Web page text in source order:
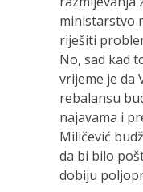
ministarstvo
riješiti
No, sad kad
vrijeme je da
rebalansu
najavama i
Miličević
da bi bilo
dobiju